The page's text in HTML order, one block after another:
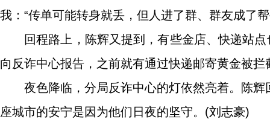
我：“传单可能转身就丢，但人进了群、群友成了
回程路上，陈辉又提到，有些金店、快递站
向反诈中心报告，之前就有通过快递邮寄黄金被
夜色降临，分局反诈中心的灯依然亮着。陈
座城市的安宁是因为他们日夜的坚守。(刘志豪)